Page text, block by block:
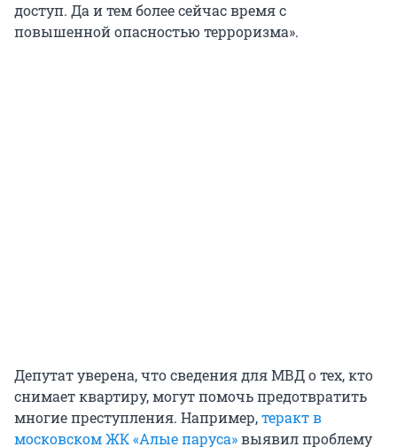
доступ. Да и тем более сейчас время с
повышенной опасностью терроризма».
Депутат уверена, что сведения для МВД о тех, кто
снимает квартиру, могут помочь предотвратить
многие преступления. Например,теракт в
московском ЖК «Алые паруса»выявил проблему